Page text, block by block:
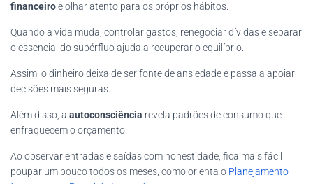
financeiroe olhar atento para os próprios hábitos.
Quando a vida muda, controlar gastos, renegociar dívidas e separar
o essencial do supérfluo ajuda a recuperar o equilíbrio.
Assim, o dinheiro deixa de ser fonte de ansiedade e passa a apoiar
decisões mais seguras.
Além disso, a autoconsciência revela padrões de consumo que
enfraquecem o orçamento.
Ao observar entradas e saídas com honestidade, fica mais fácil
poupar um pouco todos os meses, como orienta o Planejamento